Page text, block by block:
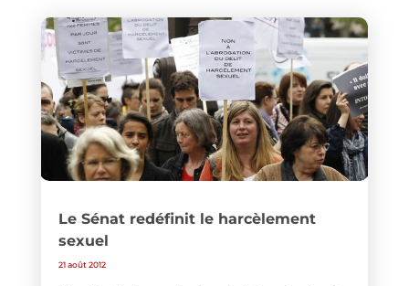
Le Sénat redéfinit le harcèlement
sexuel
21 août 2012